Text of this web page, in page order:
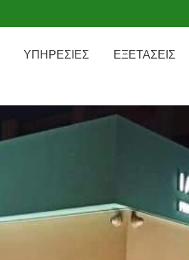
ΥΠΗΡΕΣΙΕΣ ΕΞΕΤΑΣΕΙΣ